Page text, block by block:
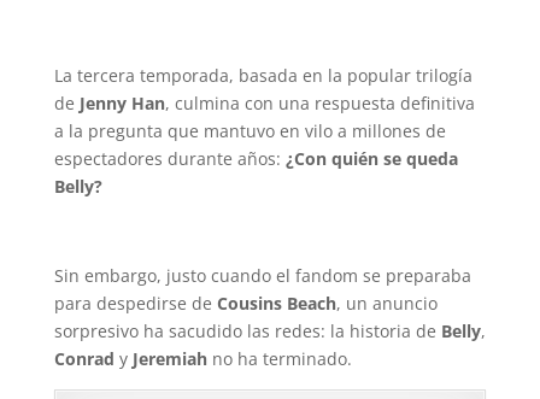
La tercera temporada, basada en la popular trilogía
de Jenny Han, culmina con una respuesta definitiva
a la pregunta que mantuvo en vilo a millones de
espectadores durante años: ¿Con quién se queda
Belly?
Sin embargo, justo cuando el fandom se preparaba
para despedirse de Cousins Beach, un anuncio
sorpresivo ha sacudido las redes: la historia de Belly,
Conrad y Jeremiah no ha terminado.